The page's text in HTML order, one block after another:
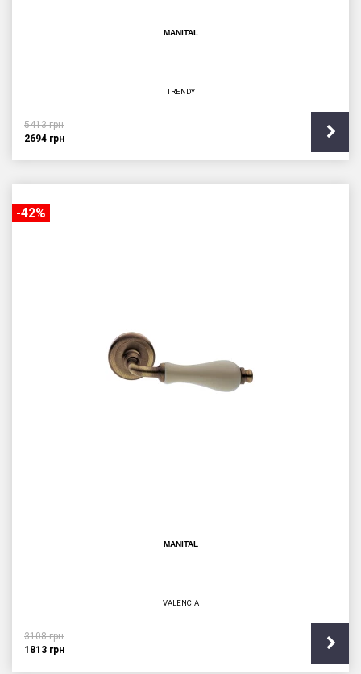
MANITAL
TRENDY
5413грн
2694 грн
-42%
MANITAL
VALENCIA
3108грн
1813 грн